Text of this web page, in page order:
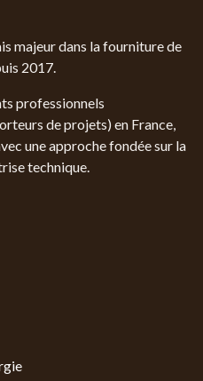
majeur dans la fourniture de
2017.
professionnels
de projets) en France,
une approche fondée sur la
technique.